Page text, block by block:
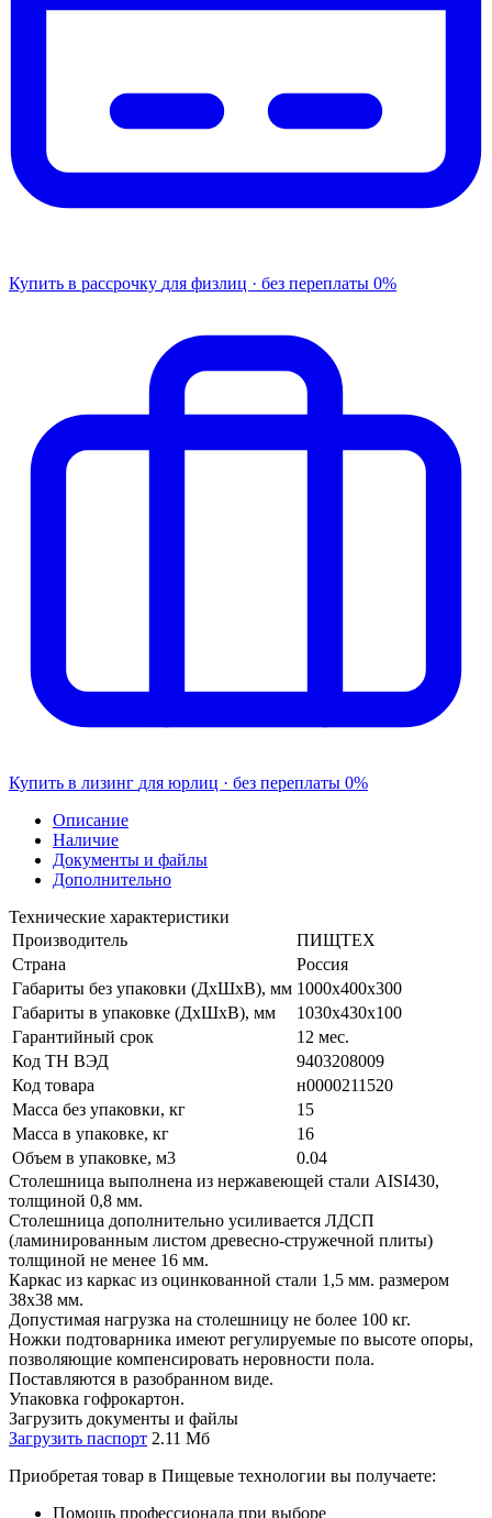
Купить в рассрочку для физлиц · без переплаты 0%
Купить в лизинг для юрлиц · без переплаты 0%
Описание
Наличие
Документы и файлы
Дополнительно
Технические характеристики
Производитель
ПИЩТЕХ
Страна
Россия
Габариты без упаковки (ДхШхВ), мм 1000х400х300
Габариты в упаковке (ДхШхВ), мм
1030х430х100
Гарантийный срок
12 мес.
Код ТН ВЭД
9403208009
Код товара
н0000211520
Масса без упаковки, кг
15
Масса в упаковке, кг
16
Объем в упаковке, м3
0.04
Столешница выполнена из нержавеющей стали AISI430,
толщиной 0,8 мм.
Столешница дополнительно усиливается ЛДСП
(ламинированным листом древесно-стружечной плиты)
толщиной не менее 16 мм.
Каркас из каркас из оцинкованной стали 1,5 мм. размером
38х38 мм.
Допустимая нагрузка на столешницу не более 100 кг.
Ножки подтоварника имеют регулируемые по высоте опоры,
позволяющие компенсировать неровности пола.
Поставляются в разобранном виде.
Упаковка гофрокартон.
Загрузить документы и файлы
Загрузить паспорт 2.11 Мб
Приобретая товар в Пищевые технологии вы получаете:
Помощь профессионала при выборе